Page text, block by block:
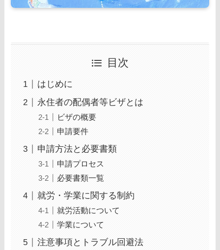
目次
はじめに
永住者の配偶者等ビザとは
ビザの概要
申請要件
申請方法と必要書類
申請プロセス
必要書類一覧
就労・学業に関する制約
就労活動について
学業について
注意事項とトラブル回避法